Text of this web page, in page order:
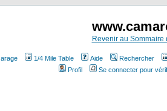
Revenir au Sommaire
1/4 Mile Table Aide Rechercher
Profil
Se connecter pour